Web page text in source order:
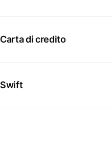
Carta di credito
Swift